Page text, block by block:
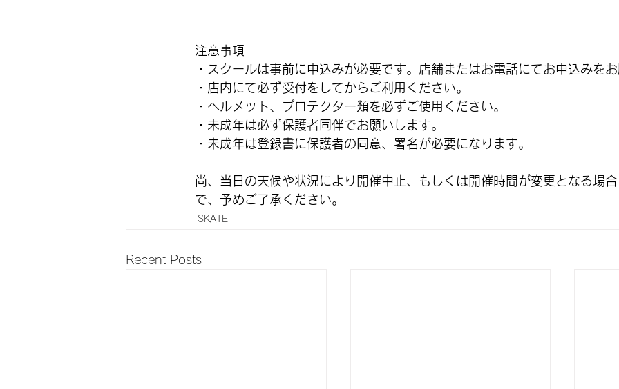
注意事項
・スクールは事前に申込みが必要です。店舗またはお電話にてお申込みをお
・店内にて必ず受付をしてからご利用ください。
・ヘルメット、プロテクター類を必ずご使用ください。
・未成年は必ず保護者同伴でお願いします。
・未成年は登録書に保護者の同意、署名が必要になります。
尚、当日の天候や状況により開催中止、もしくは開催時間が変更となる場
で、予めご了承ください。
SKATE
Recent Posts